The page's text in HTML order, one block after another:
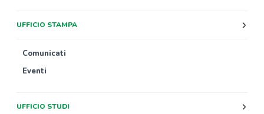
UFFICIO STAMPA
Comunicati
Eventi
UFFICIO STUDI